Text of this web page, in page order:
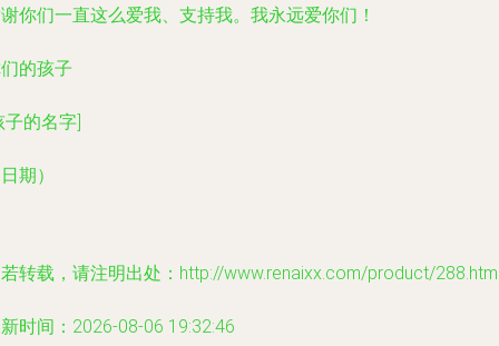
你们一直这么爱我、支持我。我永远爱你们！
的孩子
子的名字]
期）
转载，请注明出处：http://www.renaixx.com/product/
时间：2026-08-06 19:32:46